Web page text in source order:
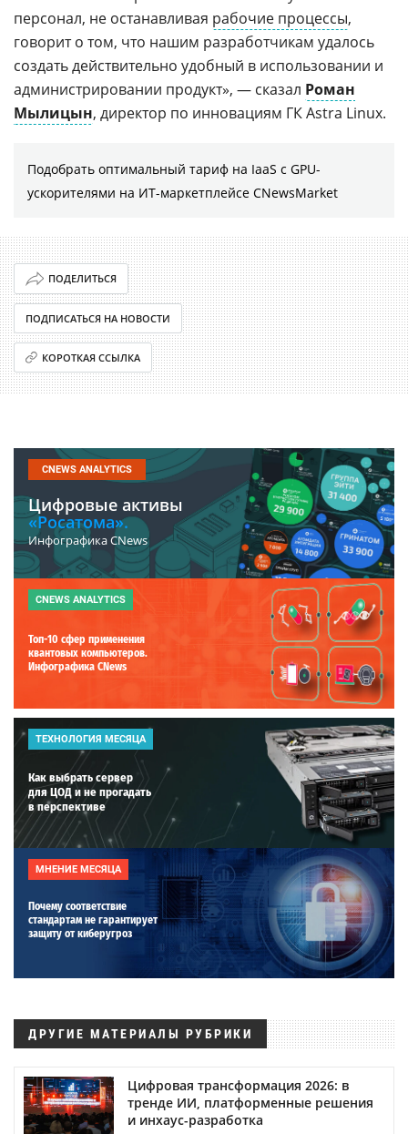
персонал, не останавливая рабочие процессы,
говорит о том, что нашим разработчикам удалось
создать действительно удобный в использовании и
администрировании продукт», — сказал Роман
Мылицын, директор по инновациям ГК Astra Linux.
Подобрать оптимальный тариф на IaaS с GPU-
ускорителями на ИТ-маркетплейсе CNewsMarket
ПОДЕЛИТЬСЯ
ПОДПИСАТЬСЯ НА НОВОСТИ
КОРОТКАЯ ССЫЛКА
CNEWS ANALYTICS
Цифровые активы
«Росатома».
Инфографика CNews
CNEWS ANALYTICS
Топ-10 сфер применения
квантовых компьютеров.
Инфографика CNews
ТЕХНОЛОГИЯ МЕСЯЦА
Как выбрать сервер
для ЦОД и не прогадать
в перспективе
МНЕНИЕ МЕСЯЦА
Почему соответствие
стандартам не гарантирует
защиту от киберугроз
ДРУГИЕ МАТЕРИАЛЫ РУБРИКИ
Цифровая трансформация 2026: в
тренде ИИ, платформенные решения
и инхаус-разработка